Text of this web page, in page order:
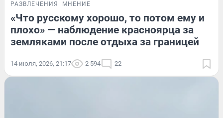
РАЗВЛЕЧЕНИЯ МНЕНИЕ
«Что русскому хорошо, то потом ему и
плохо» — наблюдение красноярца за
земляками после отдыха за границей
14 июля, 2026, 21:17 2 594 22